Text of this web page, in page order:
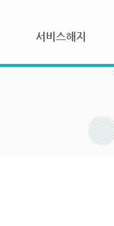
서비스해지